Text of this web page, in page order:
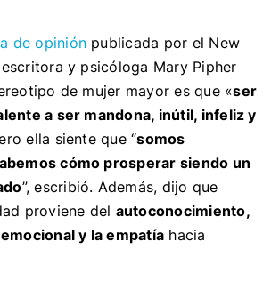
de opinión publicada por el New
y psicóloga Mary Pipher
de mujer mayor es que «ser
a ser mandona, inútil, infeliz y
ella siente que“somos
cómo prosperar siendo un
”, escribió. Además, dijo que
proviene del autoconocimiento,
y la empatía hacia